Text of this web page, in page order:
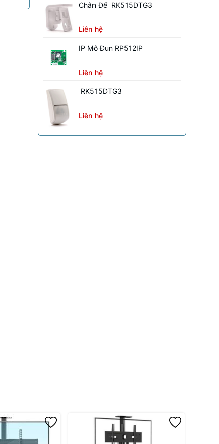
Chân Đế RK515DTG3
Liên hệ
IP Mô Đun RP512IP
Liên hệ
RK515DTG3
Liên hệ